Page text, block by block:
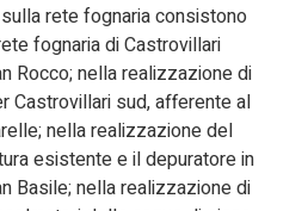
rete fognaria consistono
fognaria di Castrovillari
Rocco; nella realizzazione di
Castrovillari sud, afferente al
nella realizzazione del
esistente e il depuratore in
Basile; nella realizzazione di